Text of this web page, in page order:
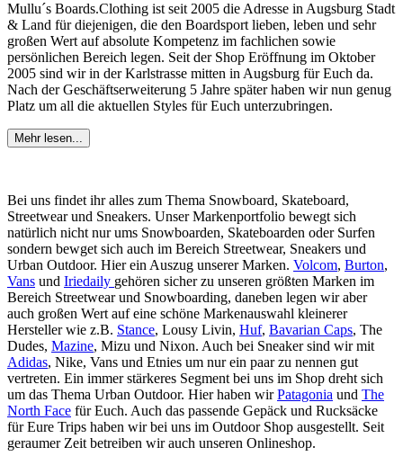
Mullu´s Boards.Clothing ist seit 2005 die Adresse in Augsburg Stadt
& Land für diejenigen, die den Boardsport lieben, leben und sehr
großen Wert auf absolute Kompetenz im fachlichen sowie
persönlichen Bereich legen. Seit der Shop Eröffnung im Oktober
2005 sind wir in der Karlstrasse mitten in Augsburg für Euch da.
Nach der Geschäftserweiterung 5 Jahre später haben wir nun genug
Platz um all die aktuellen Styles für Euch unterzubringen.
Mehr lesen...
Bei uns findet ihr alles zum Thema Snowboard, Skateboard,
Streetwear und Sneakers. Unser Markenportfolio bewegt sich
natürlich nicht nur ums Snowboarden, Skateboarden oder Surfen
sondern bewget sich auch im Bereich Streetwear, Sneakers und
Urban Outdoor. Hier ein Auszug unserer Marken. Volcom, Burton,
Vans und Iriedaily gehören sicher zu unseren größten Marken im
Bereich Streetwear und Snowboarding, daneben legen wir aber
auch großen Wert auf eine schöne Markenauswahl kleinerer
Hersteller wie z.B. Stance, Lousy Livin, Huf, Bavarian Caps, The
Dudes, Mazine, Mizu und Nixon. Auch bei Sneaker sind wir mit
Adidas, Nike, Vans und Etnies um nur ein paar zu nennen gut
vertreten. Ein immer stärkeres Segment bei uns im Shop dreht sich
um das Thema Urban Outdoor. Hier haben wirPatagonia und The
North Face für Euch. Auch das passende Gepäck und Rucksäcke
für Eure Trips haben wir bei uns im Outdoor Shop ausgestellt. Seit
geraumer Zeit betreiben wir auch unseren Onlineshop.